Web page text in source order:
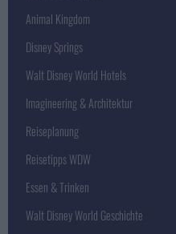
Animal Kingdom
Disney Springs
Walt Disney World Hotels
Imagineering & Architektur
Reiseplanung
Reisetipps WDW
Essen & Trinken
Walt Disney World Geschichte